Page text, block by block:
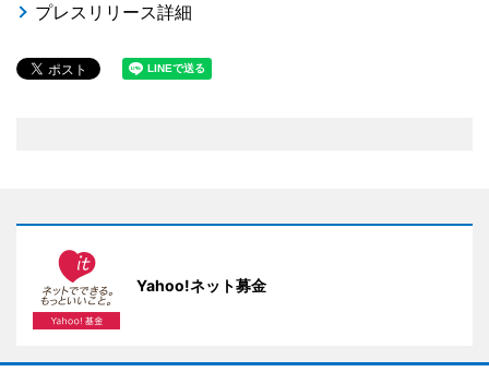
プレスリリース詳細
Yahoo!ネット募金